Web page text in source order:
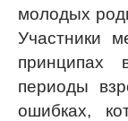
молодых
Участники
принципах
периоды
ошибках,